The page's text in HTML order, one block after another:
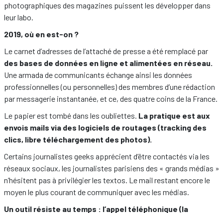
photographiques des magazines puissent les développer dans
leur labo.
2019, où en est-on ?
Le carnet d’adresses de l’attaché de presse a été remplacé par
des bases de données en ligne et alimentées en réseau.
Une armada de communicants échange ainsi les données
professionnelles (ou personnelles) des membres d’une rédaction
par messagerie instantanée, et ce, des quatre coins de la France.
Le papier est tombé dans les oubliettes. La pratique est aux
envois mails via des logiciels de routages (tracking des
clics, libre téléchargement des photos).
Certains journalistes geeks apprécient d’être contactés via les
réseaux sociaux, les journalistes parisiens des « grands médias »
n’hésitent pas à privilégier les textos. Le mail restant encore le
moyen le plus courant de communiquer avec les médias.
Un outil résiste au temps : l’appel téléphonique (la